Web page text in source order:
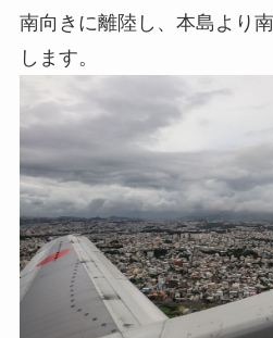
南向きに離陸し、本島より
します。